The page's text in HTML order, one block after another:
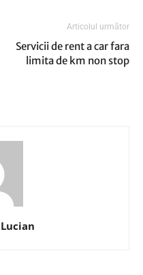
Articolul următor
Servicii de rent a car fara
limita de km non stop